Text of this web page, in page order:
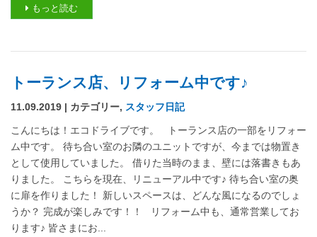
もっと読む
トーランス店、リフォーム中です♪
11.09.2019 | カテゴリー, スタッフ日記
こんにちは！エコドライブです。 トーランス店の一部をリフォー
ム中です。 待ち合い室のお隣のユニットですが、今までは物置き
として使用していました。 借りた当時のまま、壁には落書きもあ
りました。 こちらを現在、リニューアル中です♪ 待ち合い室の奥
に扉を作りました！ 新しいスペースは、どんな風になるのでしょ
うか？ 完成が楽しみです！！ リフォーム中も、通常営業してお
ります♪ 皆さまにお...